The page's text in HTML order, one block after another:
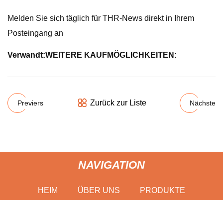
Melden Sie sich täglich für THR-News direkt in Ihrem
Posteingang an
Verwandt:WEITERE KAUFMÖGLICHKEITEN:
Previers Zurück zur Liste Nächste
NAVIGATION
HEIM ÜBER UNS PRODUKTE